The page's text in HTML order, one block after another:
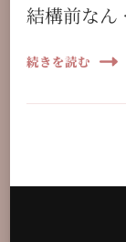
結構前な
続きを読む